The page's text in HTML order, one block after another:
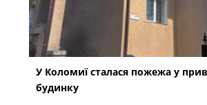
У Коломиї сталася пожежа у
будинку